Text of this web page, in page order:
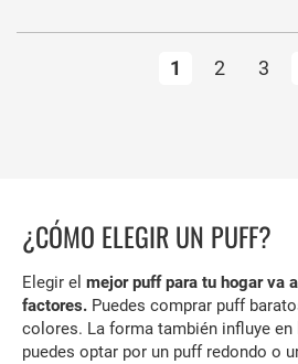
Actualmente
1 Página
2 3
¿CÓMO ELEGIR UN PUFF?
Elegir el mejor puff para tu hogar va
factores. Puedes comprar puff
colores. La forma también influye en
puedes optar por un puff redondo o